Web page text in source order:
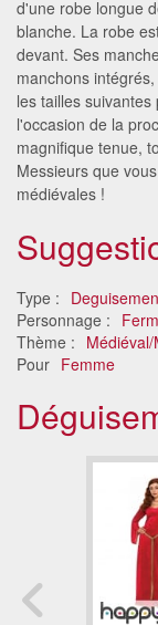
d'une robe longue
blanche. La robe
devant. Ses
manchons
les tailles
l'occasion de la
magnifique tenue,
Messieurs que
médiévales !
Type :
Personnage :
Thème :
Pour Femme